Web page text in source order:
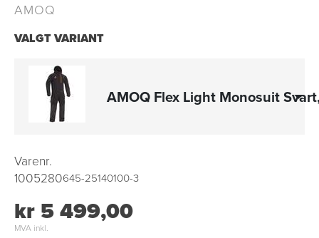
AMOQ
VALGT VARIANT
AMOQ Flex Light Monosuit
Varenr.
1005280645-25140100-3
kr 5 499,00
MVA inkl.